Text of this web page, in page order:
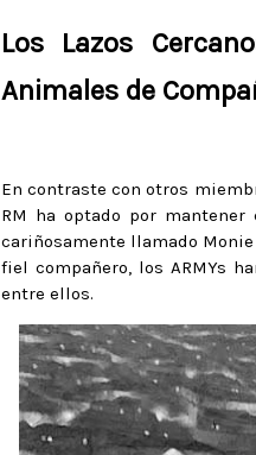
Los Lazos
Animales de
En contraste con otros
RM ha optado por
cariñosamente llamado
fiel compañero, los ARMYs
entre ellos.